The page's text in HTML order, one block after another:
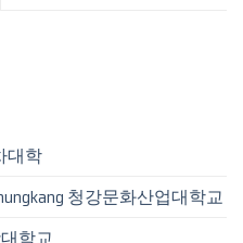
대학
청강문화산업대학교